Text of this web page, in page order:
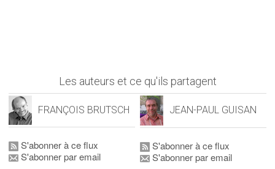
Les auteurs et ce qu'ils partagent
FRANÇOIS BRUTSCH
S'abonner à ce flux
S'abonner par email
JEAN-PAUL GUISAN
S'abonner à ce flux
S'abonner par email